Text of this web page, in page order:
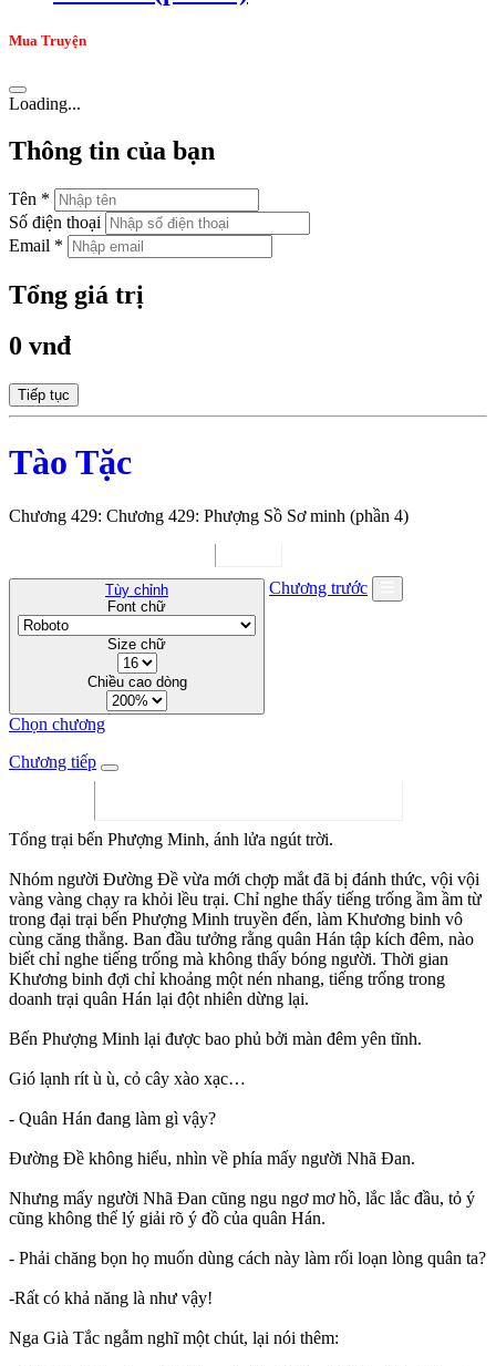
Mua Truyện
Loading...
Thông tin của bạn
Tên *
Số điện thoại
Email *
Tổng giá trị
0 vnđ
Tiếp tục
Tào Tặc
Chương 429: Chương 429: Phượng Sồ Sơ minh (phần 4)
Tùy chỉnh
Font chữ
Size chữ
Chiều cao dòng
Chương trước
Chọn chương
Chương tiếp
Tổng trại bến Phượng Minh, ánh lửa ngút trời.
Nhóm người Đường Đề vừa mới chợp mắt đã bị đánh thức, vội vội
vàng vàng chạy ra khỏi lều trại. Chỉ nghe thấy tiếng trống ầm ầm từ
trong đại trại bến Phượng Minh truyền đến, làm Khương binh vô
cùng căng thẳng. Ban đầu tưởng rằng quân Hán tập kích đêm, nào
biết chỉ nghe tiếng trống mà không thấy bóng người. Thời gian
Khương binh đợi chỉ khoảng một nén nhang, tiếng trống trong
doanh trại quân Hán lại đột nhiên dừng lại.
Bến Phượng Minh lại được bao phủ bởi màn đêm yên tĩnh.
Gió lạnh rít ù ù, cỏ cây xào xạc…
- Quân Hán đang làm gì vậy?
Đường Đề không hiểu, nhìn về phía mấy người Nhã Đan.
Nhưng mấy người Nhã Đan cũng ngu ngơ mơ hồ, lắc lắc đầu, tỏ ý
cũng không thể lý giải rõ ý đồ của quân Hán.
- Phải chăng bọn họ muốn dùng cách này làm rối loạn lòng quân ta?
-Rất có khả năng là như vậy!
Nga Già Tắc ngẫm nghĩ một chút, lại nói thêm: